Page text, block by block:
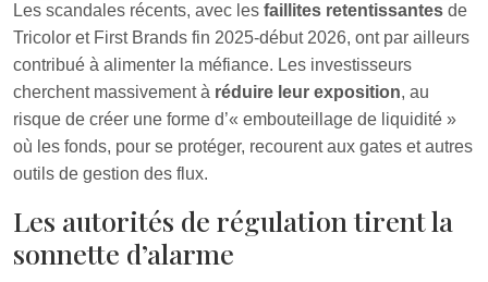
Les scandales récents, avec les faillites retentissantes de
Tricolor et First Brands fin 2025-début 2026, ont par ailleurs
contribué à alimenter la méfiance. Les investisseurs
cherchent massivement à réduire leur exposition, au
risque de créer une forme d’« embouteillage de liquidité »
où les fonds, pour se protéger, recourent aux gates et autres
outils de gestion des flux.
Les autorités de régulation tirent la
sonnette d’alarme